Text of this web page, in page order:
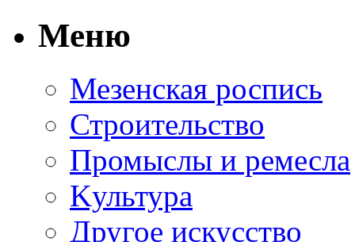
Меню
Мезенская роспись
Строительство
Промыслы и ремесла
Kультура
Другое искусство